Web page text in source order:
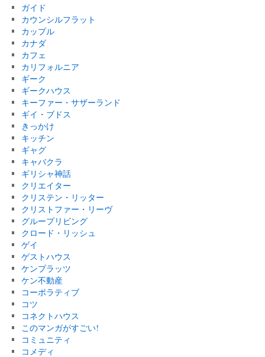
ガイド
カウンシルフラット
カップル
カナダ
カフェ
カリフォルニア
ギーク
ギークハウス
キーファー・サザーランド
ギイ・ブドス
きっかけ
キッチン
ギャグ
キャバクラ
ギリシャ神話
クリエイター
クリステン・リッター
クリストファー・リーヴ
グループリビング
クロード・リッシュ
ゲイ
ゲストハウス
ケンプラッツ
ケン不動産
コーポラティブ
コツ
コネクトハウス
このマンガがすごい!
コミュニティ
コメディ